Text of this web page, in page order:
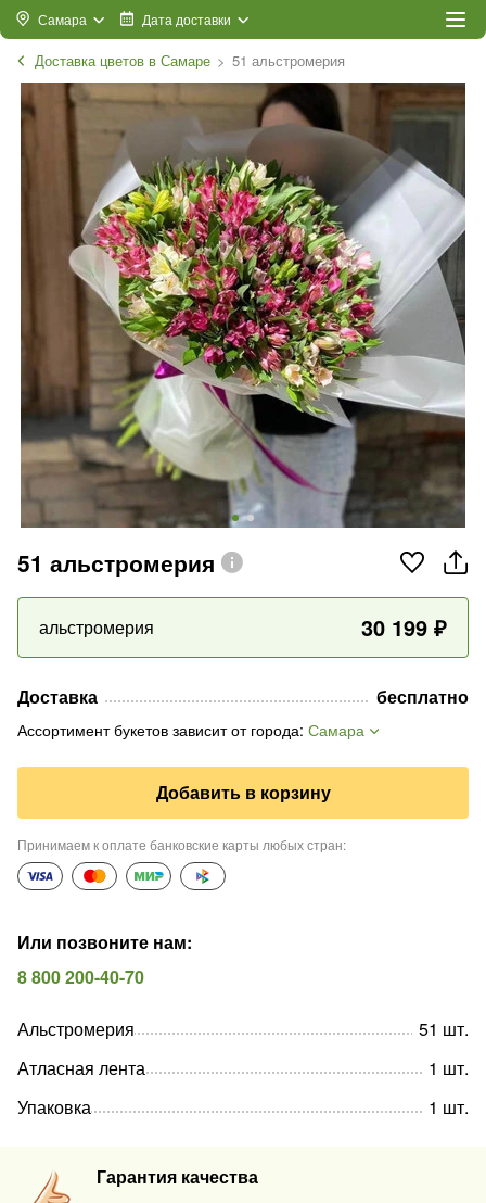
Самара Дата доставки
Доставка цветов в Самаре 51 альстромерия
51 альстромерия
альстромерия 30 199 ₽
Доставка бесплатно
Ассортимент букетов зависит от города: Самара
Добавить в корзину
Принимаем к оплате банковские карты любых стран:
Или позвоните нам:
8 800 200-40-70
Гарантия качества
Альстромерия 51 шт.
Атласная лента
1 шт.
Упаковка
1 шт.